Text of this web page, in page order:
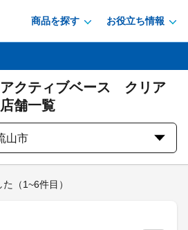
商品を探す お役立ち情報
クティブベース クリア
舗一覧
山市
た （1~6件目）